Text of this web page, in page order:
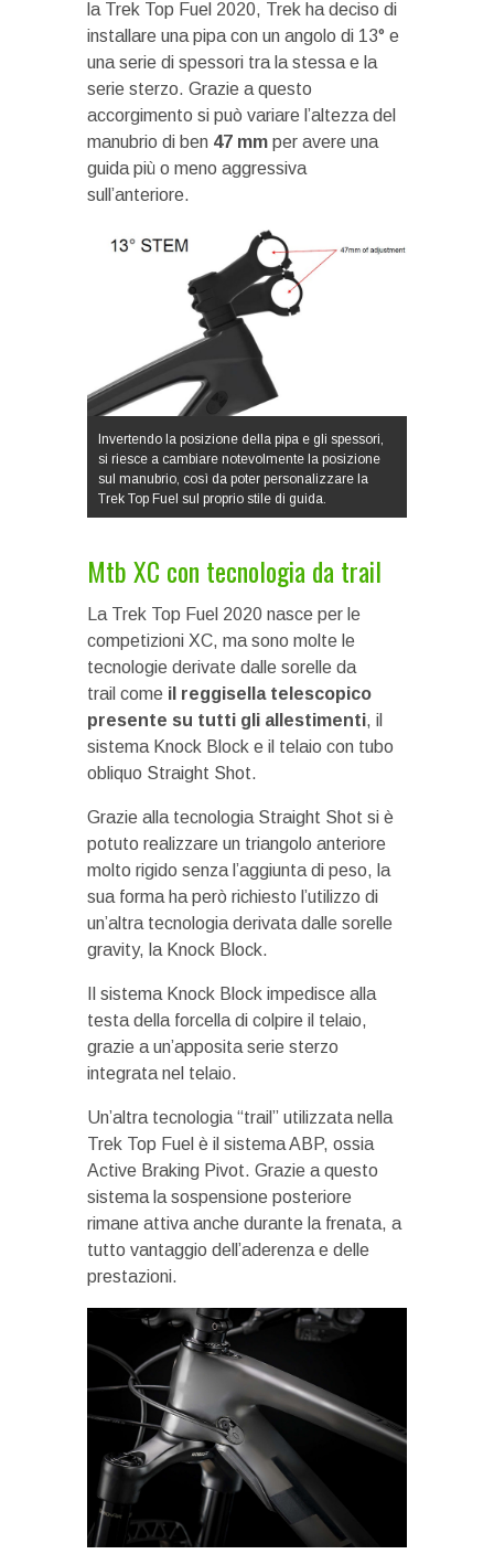
la Trek Top Fuel 2020, Trek ha deciso di
installare una pipa con un angolo di 13° e
una serie di spessori tra la stessa e la
serie sterzo. Grazie a questo
accorgimento si può variare l’altezza del
manubrio di ben 47 mm per avere una
guida più o meno aggressiva
sull’anteriore.
Invertendo la posizione della pipa e gli spessori,
si riesce a cambiare notevolmente la posizione
sul manubrio, così da poter personalizzare la
Trek Top Fuel sul proprio stile di guida.
Mtb XC con tecnologia da trail
La Trek Top Fuel 2020 nasce per le
competizioni XC, ma sono molte le
tecnologie derivate dalle sorelle da
trail come il reggisella telescopico
presente su tutti gli allestimenti, il
sistema Knock Block e il telaio con tubo
obliquo Straight Shot.
Grazie alla tecnologia Straight Shot si è
potuto realizzare un triangolo anteriore
molto rigido senza l’aggiunta di peso, la
sua forma ha però richiesto l’utilizzo di
un’altra tecnologia derivata dalle sorelle
gravity, la Knock Block.
Il sistema Knock Block impedisce alla
testa della forcella di colpire il telaio,
grazie a un’apposita serie sterzo
integrata nel telaio.
Un’altra tecnologia “trail” utilizzata nella
Trek Top Fuel è il sistema ABP, ossia
Active Braking Pivot. Grazie a questo
sistema la sospensione posteriore
rimane attiva anche durante la frenata, a
tutto vantaggio dell’aderenza e delle
prestazioni.